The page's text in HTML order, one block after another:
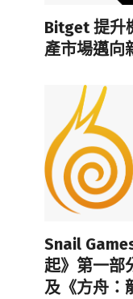
Bitget 提升
產市場邁向
Snail
起》第一部
及《方舟：